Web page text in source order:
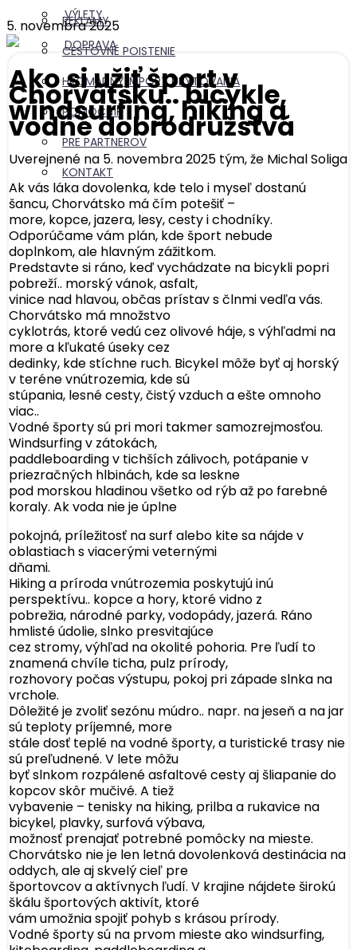
VÝLETY
DOPRAVA
REKLAMY
CESTOVNÉ POISTENIE
HROMADNÝ IMPORT UBYTOVANIA
POMOCNÍK
PRE PARTNEROV
KONTAKT
5. novembra 2025
Ako si užiť šport v
Chorvátsku.. bicykle,
windsurfing, hiking a
vodné dobrodružstvá
Uverejnené na 5. novembra 2025 tým, že Michal Soliga
Ak vás láka dovolenka, kde telo i myseľ dostanú
šancu, Chorvátsko má čím potešiť –
more, kopce, jazera, lesy, cesty i chodníky.
Odporúčame vám plán, kde šport nebude
doplnkom, ale hlavným zážitkom.
Predstavte si ráno, keď vychádzate na bicykli popri
pobreží.. morský vánok, asfalt,
vinice nad hlavou, občas prístav s člnmi vedľa vás.
Chorvátsko má množstvo
cyklotrás, ktoré vedú cez olivové háje, s výhľadmi na
more a kľukaté úseky cez
dedinky, kde stíchne ruch. Bicykel môže byť aj horský
v teréne vnútrozemia, kde sú
stúpania, lesné cesty, čistý vzduch a ešte omnoho
viac..
Vodné športy sú pri mori takmer samozrejmosťou.
Windsurfing v zátokách,
paddleboarding v tichších zálivoch, potápanie v
priezračných hlbinách, kde sa leskne
pod morskou hladinou všetko od rýb až po farebné
koraly. Ak voda nie je úplne
pokojná, príležitosť na surf alebo kite sa nájde v
oblastiach s viacerými veternými
dňami.
Hiking a príroda vnútrozemia poskytujú inú
perspektívu.. kopce a hory, ktoré vidno z
pobrežia, národné parky, vodopády, jazerá. Ráno
hmlisté údolie, slnko presvitajúce
cez stromy, výhľad na okolité pohoria. Pre ľudí to
znamená chvíle ticha, pulz prírody,
rozhovory počas výstupu, pokoj pri západe slnka na
vrchole.
Dôležité je zvoliť sezónu múdro.. napr. na jeseň a na jar
sú teploty príjemné, more
stále dosť teplé na vodné športy, a turistické trasy nie
sú preľudnené. V lete môžu
byť slnkom rozpálené asfaltové cesty aj šliapanie do
kopcov skôr mučivé. A tiež
vybavenie – tenisky na hiking, prilba a rukavice na
bicykel, plavky, surfová výbava,
možnosť prenajať potrebné pomôcky na mieste.
Chorvátsko nie je len letná dovolenková destinácia na
oddych, ale aj skvelý cieľ pre
športovcov a aktívnych ľudí. V krajine nájdete širokú
škálu športových aktivít, ktoré
vám umožnia spojiť pohyb s krásou prírody.
Vodné športy sú na prvom mieste ako windsurfing,